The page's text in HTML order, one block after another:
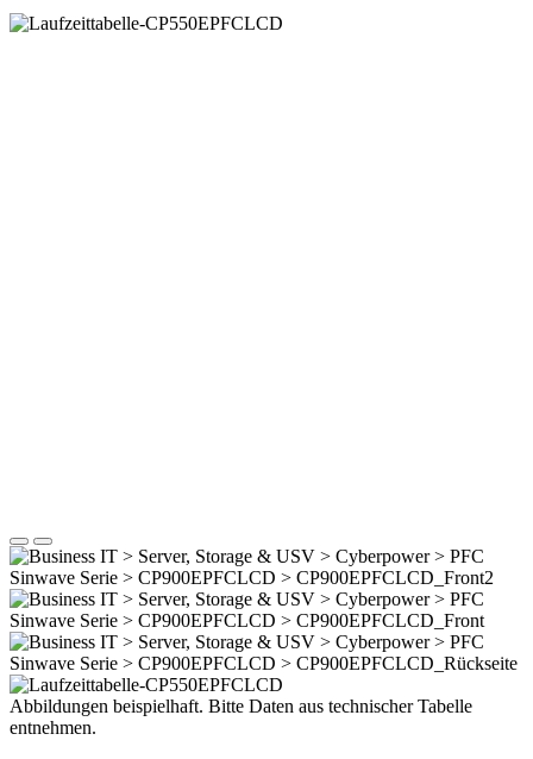
Abbildungen beispielhaft. Bitte Daten aus technischer Tabelle
entnehmen.